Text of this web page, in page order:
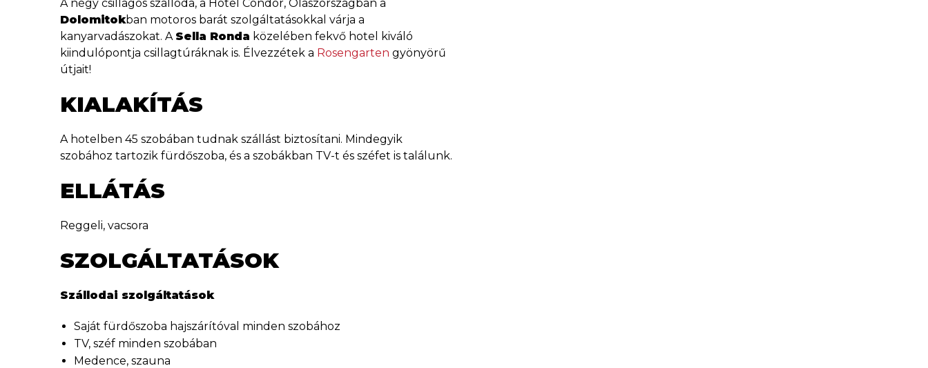
A négy csillagos szálloda, a Hotel Condor, Olaszországban a
Dolomitokban motoros barát szolgáltatásokkal várja a
kanyarvadászokat. A Sella Ronda közelében fekvő hotel kiváló
kiindulópontja csillagtúráknak is. Élvezzétek a Rosengarten gyönyörű
útjait!
KIALAKÍTÁS
A hotelben 45 szobában tudnak szállást biztosítani. Mindegyik
szobához tartozik fürdőszoba, és a szobákban TV-t és széfet is találunk.
ELLÁTÁS
Reggeli, vacsora
SZOLGÁLTATÁSOK
Szállodai szolgáltatások
Saját fürdőszoba hajszárítóval minden szobához
TV, széf minden szobában
Medence, szauna